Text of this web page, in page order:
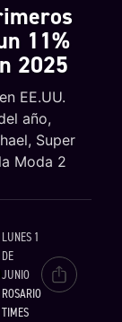
11%
2025
EE.UU.
año,
Super
Moda 2
LUNES 1
DE
JUNIO
ROSARIO
TIMES